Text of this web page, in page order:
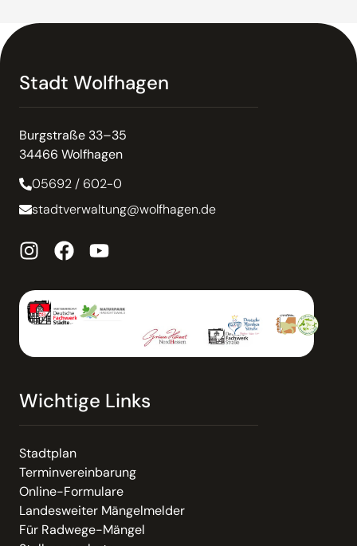
Stadt Wolfhagen
Burgstraße 33–35
34466 Wolfhagen
05692 / 602-0
stadtverwaltung@wolfhagen.de
Wichtige Links
Stadtplan
Terminvereinbarung
Online-Formulare
Landesweiter Mängelmelder
Für Radwege-Mängel